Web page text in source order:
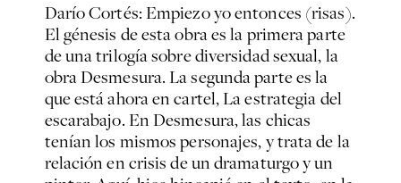
Darío Cortés: Empiezo yo entonces (risas).
El génesis de esta obra es la primera parte
de una trilogía sobre diversidad sexual, la
obra Desmesura. La segunda parte es la
que está ahora en cartel, La estrategia del
escarabajo. En Desmesura, las chicas
tenían los mismos personajes, y trata de la
relación en crisis de un dramaturgo y un